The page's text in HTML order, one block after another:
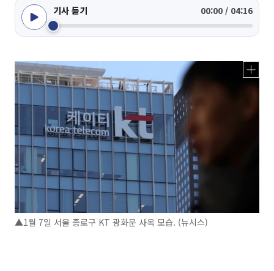
기사 듣기 00:00 / 04:16
▲1월 7일 서울 종로구 KT 광화문 사옥 모습. (뉴시스)